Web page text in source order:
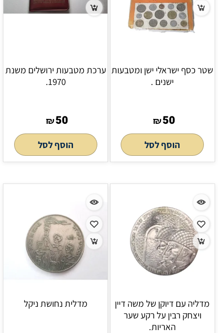
שטר כסף ישראלי ישן ומטבעות
ישנים .
₪50
הוסף לסל
ערכת מטבעות ירושלים משנת
1970.
₪50
הוסף לסל
מדליה עם דיוקן של משה דיין
ויצחק רבין על רקע שער
האריות.
מדלית נחושת ניקל